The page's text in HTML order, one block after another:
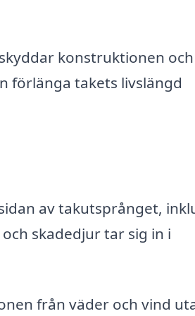
konstruktionen och
förlänga takets livslängd
av takutsprånget,
skadedjur tar sig in i
från väder och vind